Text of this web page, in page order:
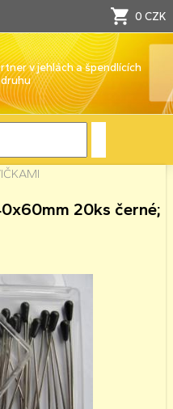
0 CZK
v jehlách a špendlících
20ks černé;